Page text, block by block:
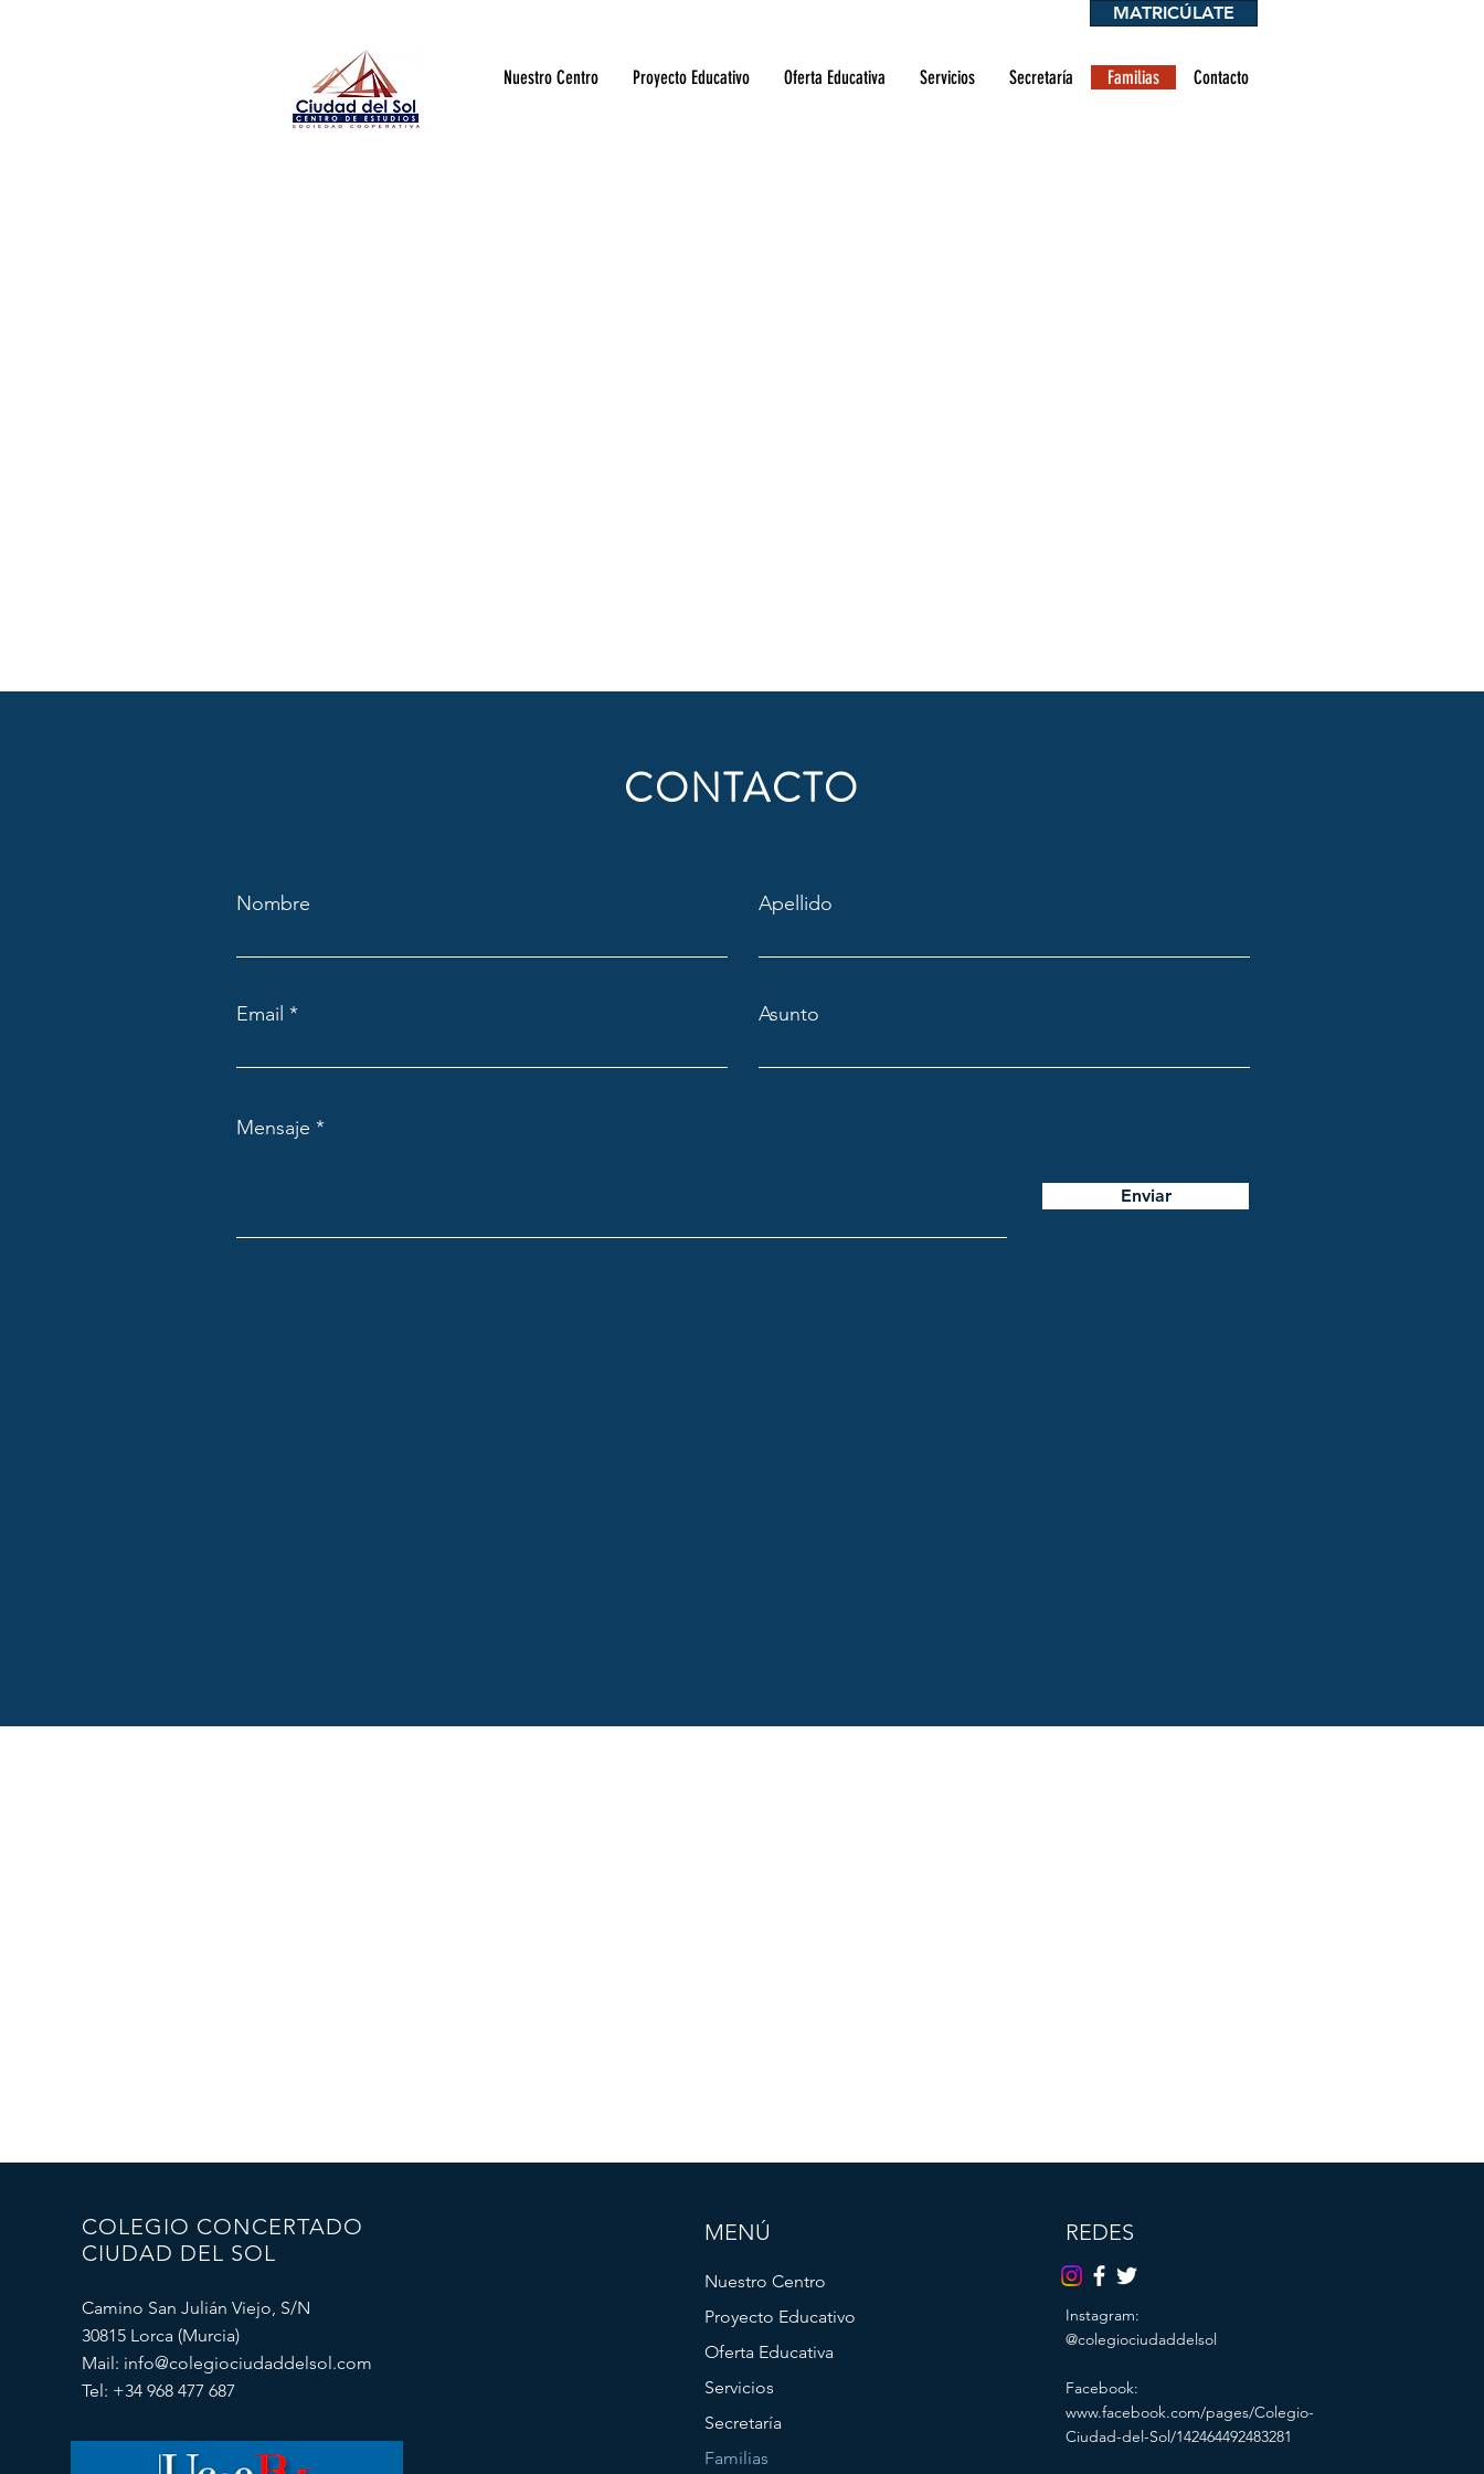
MATRICÚLATE
Nuestro Centro Proyecto Educativo Oferta Educativa Servicios Secretaría Familias Contacto
CONTACTO
Nombre Apellido
Email Asunto
Mensaje
Enviar
COLEGIO CONCERTADO
CIUDAD DEL SOL
Camino San Julián Viejo, S/N
30815 Lorca (Murcia)
Mail: info@colegiociudaddelsol.com
Tel: +34 968 477 687
MENÚ
Nuestro Centro
Proyecto Educativo
Oferta Educativa
Servicios
Secretaría
Familias
REDES
Instagram:
@colegiociudaddelsol
Facebook:
www.facebook.com/pages/Colegio-
Ciudad-del-Sol/142464492483281